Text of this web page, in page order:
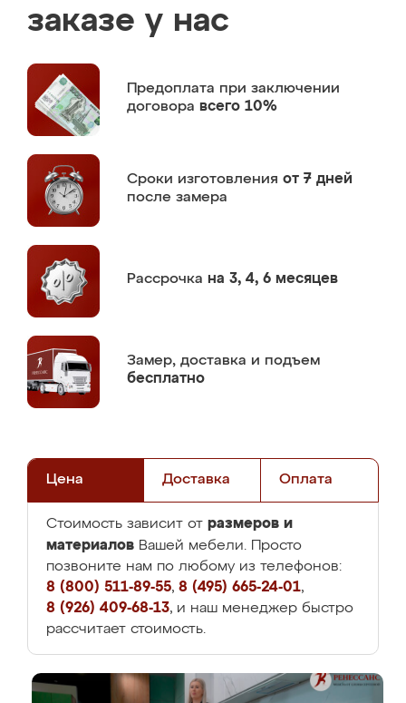
заказе у нас
Предоплата при заключении
договора всего 10%
Сроки изготовления от 7 дней
после замера
Рассрочка на 3, 4, 6 месяцев
Замер, доставка и подъем
бесплатно
Цена Доставка Оплата
Стоимость зависит от размеров и
материалов Вашей мебели. Просто
позвоните нам по любому из телефонов:
8 (800) 511-89-55, 8 (495) 665-24-01,
8 (926) 409-68-13, и наш менеджер быстро
рассчитает стоимость.